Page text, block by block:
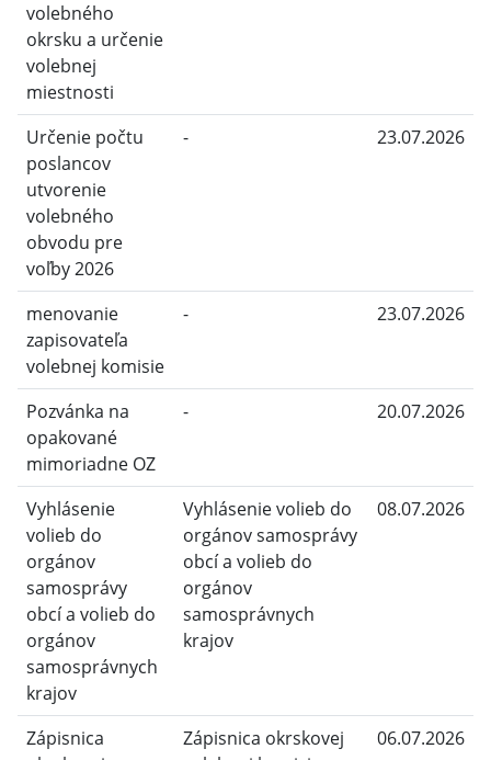
volebného
okrsku a určenie
volebnej
miestnosti
Určenie počtu
poslancov
utvorenie
volebného
obvodu pre
voľby 2026
- 23.07.2026
menovanie
zapisovateľa
volebnej komisie
- 23.07.2026
Pozvánka na
opakované
mimoriadne OZ
- 20.07.2026
Vyhlásenie
volieb do
orgánov
samosprávy
obcí a volieb do
orgánov
samosprávnych
krajov
Vyhlásenie volieb do
orgánov samosprávy
obcí a volieb do
orgánov
samosprávnych
krajov
08.07.2026
Zápisnica
Zápisnica okrskovej
06.07.2026